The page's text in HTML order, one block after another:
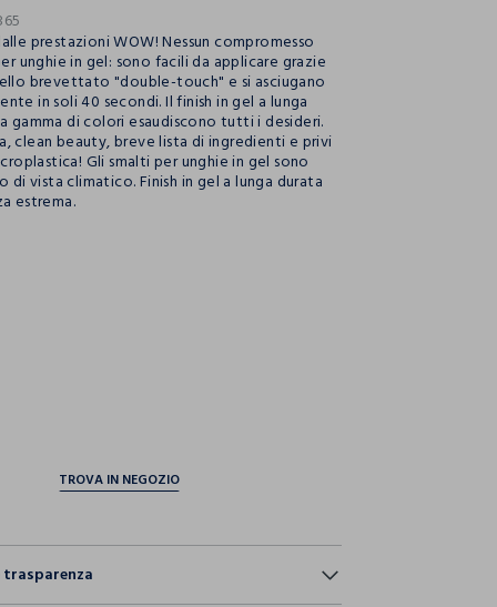
prestazioni WOW! Nessun compromesso
unghie in gel: sono facili da applicare grazie
brevettato "double-touch" e si asciugano
in soli 40 secondi. Il finish in gel a lunga
gamma di colori esaudiscono tutti i desideri.
clean beauty, breve lista di ingredienti e privi
Gli smalti per unghie in gel sono
di vista climatico. Finish in gel a lunga durata
estrema.